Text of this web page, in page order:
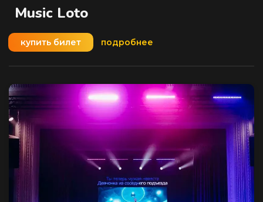
Music Loto
купить билет подробнее